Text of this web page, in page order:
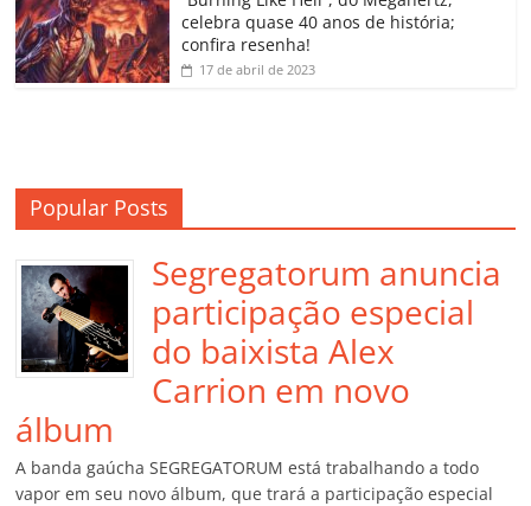
m
celebra quase 40 anos de história;
confira resenha!
17 de abril de 2023
Popular Posts
Segregatorum anuncia
participação especial
do baixista Alex
Carrion em novo
álbum
A banda gaúcha SEGREGATORUM está trabalhando a todo
vapor em seu novo álbum, que trará a participação especial